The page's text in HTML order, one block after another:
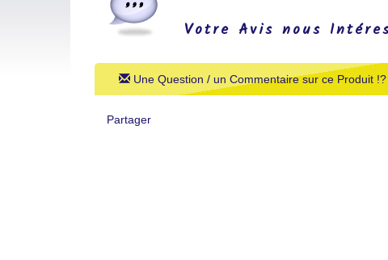
Votre Avis nous
Une Question / un Commentaire sur ce Produit !?
Partager